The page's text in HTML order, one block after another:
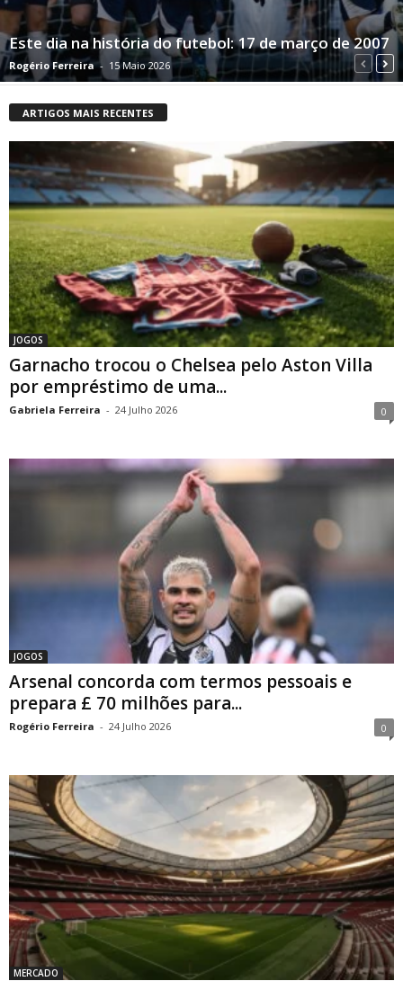
Este dia na história do futebol: 17 de março de 2007
Rogério Ferreira - 15 Maio 2026
ARTIGOS MAIS RECENTES
JOGOS
Garnacho trocou o Chelsea pelo Aston Villa
por empréstimo de uma...
Gabriela Ferreira - 24 Julho 2026 0
JOGOS
Arsenal concorda com termos pessoais e
prepara £ 70 milhões para...
Rogério Ferreira - 24 Julho 2026 0
MERCADO